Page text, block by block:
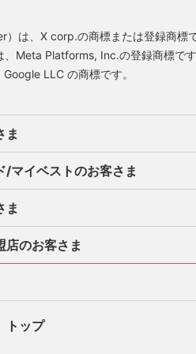
）は、X corp.の商標または登録商標で
Meta Platforms, Inc.の登録商標です
LLC の商標です。
ま
る
ード
ード ゴールド
プレス®
/マイベストのお客さま
支払い方法
ーク
ライドリボルビング方式
ま
る
店のお客さま
希望のお客さま
ップ